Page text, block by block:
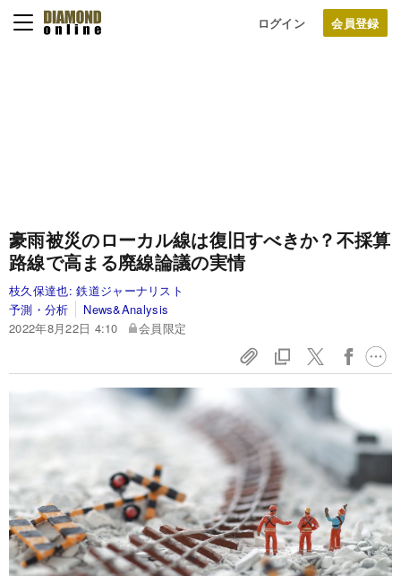
ログイン
豪雨被災のローカル線は復旧すべきか？不採算
路線で高まる廃線論議の実情
枝久保達也:鉄道ジャーナリスト
予測・分析
News&Analysis
2022年8月22日 4:10
会員限定